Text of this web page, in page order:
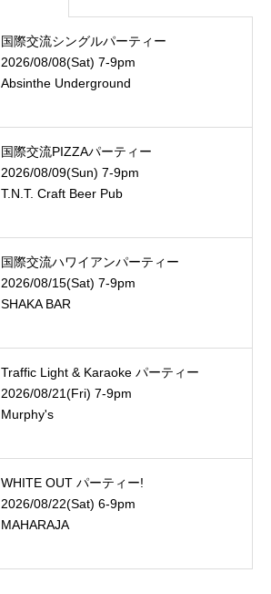
国際交流シングルパーティー
2026/08/08(Sat) 7-9pm
Absinthe Underground
国際交流PIZZAパーティー
2026/08/09(Sun) 7-9pm
T.N.T. Craft Beer Pub
国際交流ハワイアンパーティー
2026/08/15(Sat) 7-9pm
SHAKA BAR
Traffic Light & Karaoke パーティー
2026/08/21(Fri) 7-9pm
Murphy's
WHITE OUT パーティー!
2026/08/22(Sat) 6-9pm
MAHARAJA